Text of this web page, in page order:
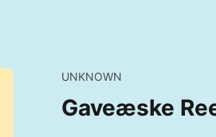
UNKNOWN
Gaveæske